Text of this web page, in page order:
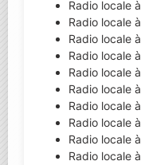
Radio locale à
Radio locale à
Radio locale à
Radio locale à
Radio locale à
Radio locale à
Radio locale à
Radio locale à
Radio locale à
Radio locale à